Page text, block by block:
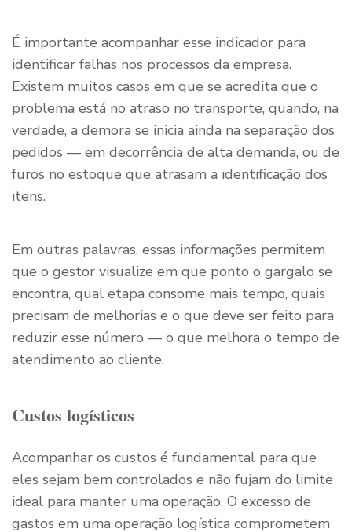
É importante acompanhar esse indicador para
identificar falhas nos processos da empresa.
Existem muitos casos em que se acredita que o
problema está no atraso no transporte, quando, na
verdade, a demora se inicia ainda na separação dos
pedidos — em decorrência de alta demanda, ou de
furos no estoque que atrasam a identificação dos
itens.
Em outras palavras, essas informações permitem
que o gestor visualize em que ponto o gargalo se
encontra, qual etapa consome mais tempo, quais
precisam de melhorias e o que deve ser feito para
reduzir esse número — o que melhora o tempo de
atendimento ao cliente.
Custos logísticos
Acompanhar os custos é fundamental para que
eles sejam bem controlados e não fujam do limite
ideal para manter uma operação. O excesso de
gastos em uma operação logística comprometem